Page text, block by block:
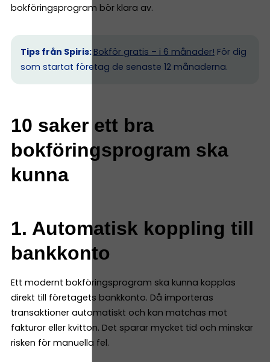
bokföringsprogram bör klara av.
Tips från Spiris: Bokför gratis – i 6 månader! För dig
som startat företag de senaste 12 månaderna.
10 saker ett bra
bokföringsprogram ska
kunna
1. Automatisk koppling till
bankkonto
Ett modernt bokföringsprogram ska kunna kopplas
direkt till företagets bankkonto. Då importeras
transaktioner automatiskt och kan matchas mot
fakturor eller kvitton. Det sparar mycket tid och minskar
risken för manuella fel.